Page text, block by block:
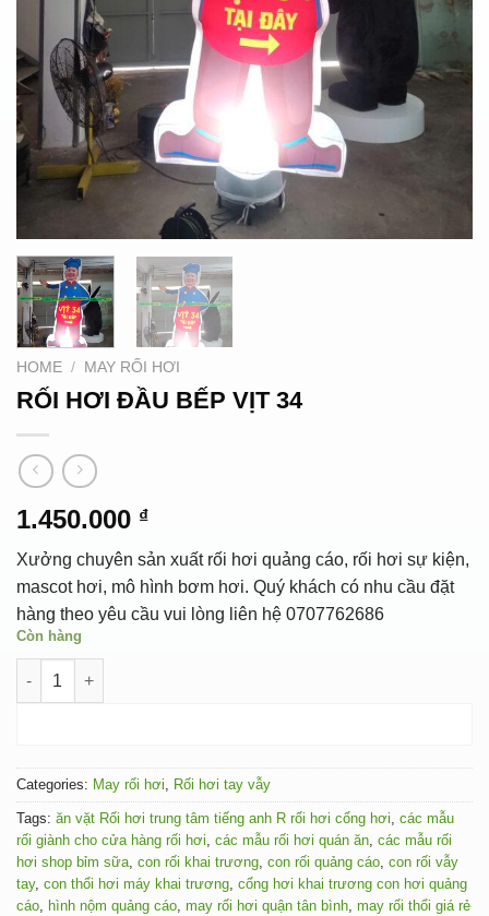
HOME / MAY RỐI HƠI
RỐI HƠI ĐẦU BẾP VỊT 34
1.450.000 ₫
Xưởng chuyên sản xuất rối hơi quảng cáo, rối hơi sự kiện,
mascot hơi, mô hình bơm hơi. Quý khách có nhu cầu đặt
hàng theo yêu cầu vui lòng liên hệ 0707762686
Còn hàng
RỐI HƠI ĐẦU BẾP VỊT 34 quantity
Categories: May rối hơi, Rối hơi tay vẫy
Tags: ăn vặt Rối hơi trung tâm tiếng anh R rối hơi cổng hơi, các mẫu
rối giành cho cửa hàng rối hơi, các mẫu rối hơi quán ăn, các mẫu rối
hơi shop bỉm sữa, con rối khai trương, con rối quảng cáo, con rối vẫy
tay, con thổi hơi máy khai trương, cổng hơi khai trương con hơi quảng
cáo, hình nộm quảng cáo, may rối hơi quận tân bình, may rối thổi giá rẻ